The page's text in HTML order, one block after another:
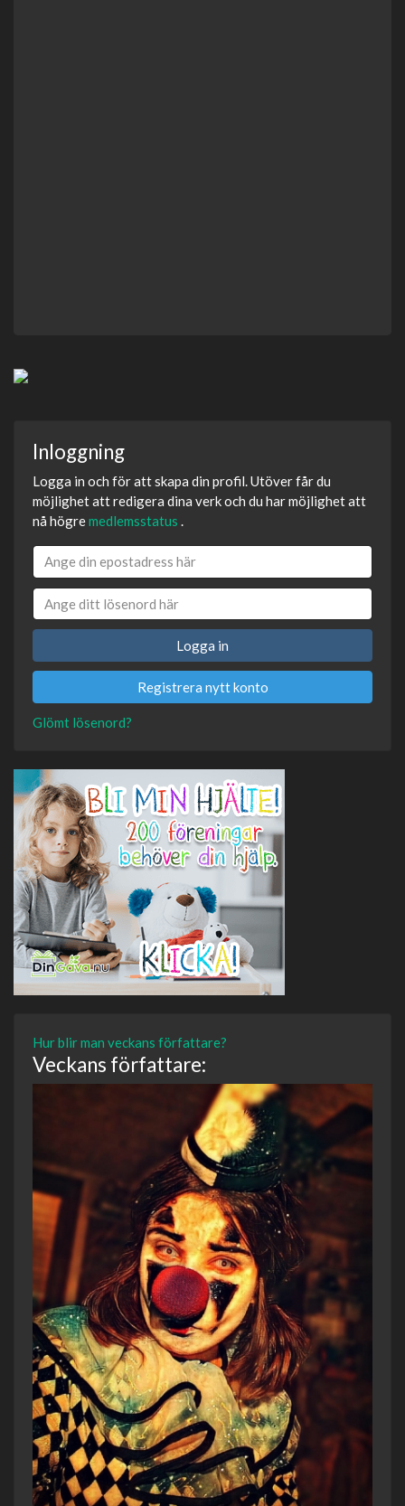
Inloggning
Logga in och för att skapa din profil. Utöver får du
möjlighet att redigera dina verk och du har möjlighet att
nå högremedlemsstatus .
Logga in
Registrera nytt konto
Glömt lösenord?
Hur blir man veckans författare?
Veckans författare: